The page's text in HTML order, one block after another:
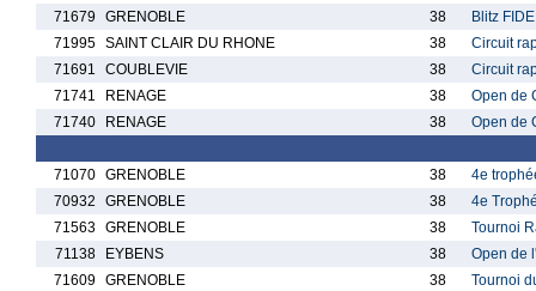
71679
GRENOBLE 38
Blitz
71995 SAINT CLAIR DU RHONE 38
Circuit
71691
COUBLEVIE 38
Circuit
71741
RENAGE 38
Open de
71740
RENAGE 38 Open de
71070 GRENOBLE 38
4e
70932
GRENOBLE 38
4e
71563 GRENOBLE 38
Tournoi
71138
EYBENS 38
Open de
71609 GRENOBLE 38 Tournoi